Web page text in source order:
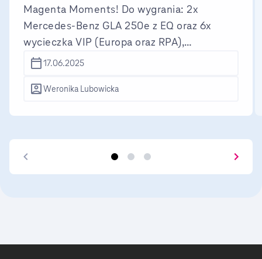
Magenta Moments! Do wygrania: 2x
Mercedes-Benz GLA 250e z EQ oraz 6x
wycieczka VIP (Europa oraz RPA),
codziennie 300 e-voucherów.
17.06.2025
Weronika Lubowicka